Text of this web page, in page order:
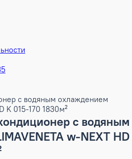
с водяным охлаждением
K 015-170 1830м²
с водяным
w-NEXT HD